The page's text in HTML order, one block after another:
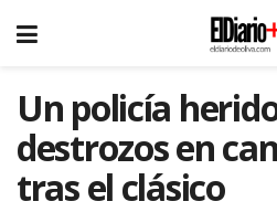
Un policía
destrozos en
tras el clásico